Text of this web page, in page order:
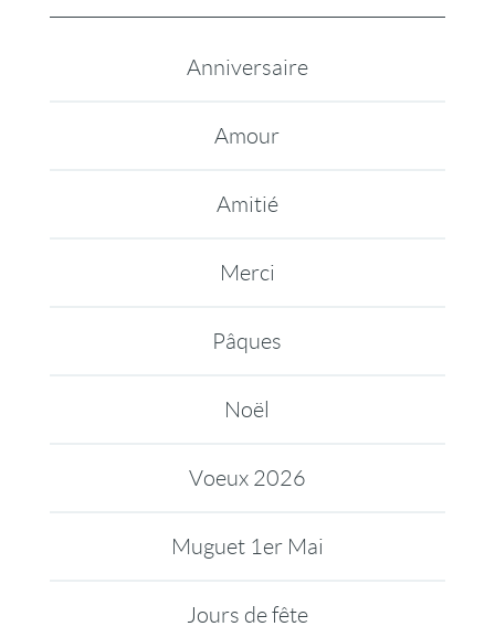
Anniversaire
Amour
Amitié
Merci
Pâques
Noël
Voeux 2026
Muguet 1er Mai
Jours de fête